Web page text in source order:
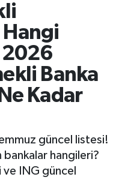
2026
Banka
Kadar
güncel listesi!
hangileri?
ve ING güncel
Fikstür